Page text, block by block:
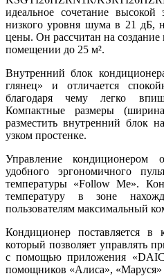
идеальное сочетание высокой
низкого уровня шума в 21 дБ,
цены. Он рассчитан на
помещении до 25 м².
Внутренний блок
глянец» и отличается
благодаря чему легко
Компактные размеры
разместить внутренний блок
узком простенке.
Управление кондиционером
удобного эргономичного
температуры «Follow Me».
температуру в зоне
пользователям максимальный
Кондиционер поставляется в
который позволяет управлять
с помощью приложения
помощников «Алиса»,